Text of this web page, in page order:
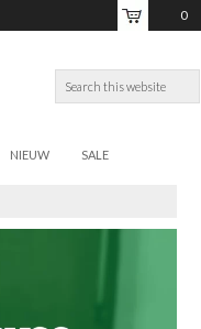
0
€0,00
NIEUW
SALE